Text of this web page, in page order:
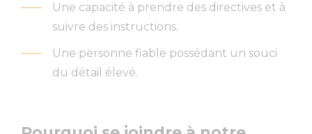
Une capacité à prendre des directives et à
suivre des instructions.
Une personne fiable possédant un souci
du détail élevé.